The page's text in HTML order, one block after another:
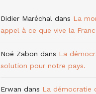
Didier Maréchal dans La
appel à ce que vive la
Noé Zabon dans La
solution pour notre pays.
Erwan dans La démocratie